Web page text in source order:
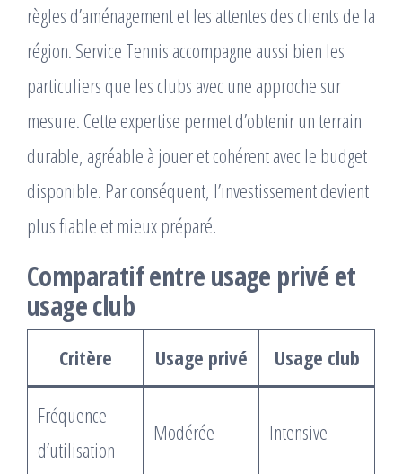
règles d’aménagement et les attentes des clients de la
région. Service Tennis accompagne aussi bien les
particuliers que les clubs avec une approche sur
mesure. Cette expertise permet d’obtenir un terrain
durable, agréable à jouer et cohérent avec le budget
disponible. Par conséquent, l’investissement devient
plus fiable et mieux préparé.
Comparatif entre usage privé et
usage club
Critère Usage privé Usage club
Fréquence
d’utilisation
Modérée Intensive